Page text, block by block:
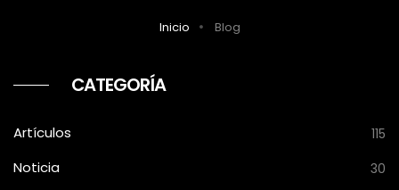
Inicio Blog
CATEGORÍA
Artículos 115
Noticia 30